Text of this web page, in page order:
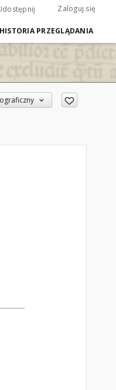
Zaloguj się
HISTORIA PRZEGLĄDANIA